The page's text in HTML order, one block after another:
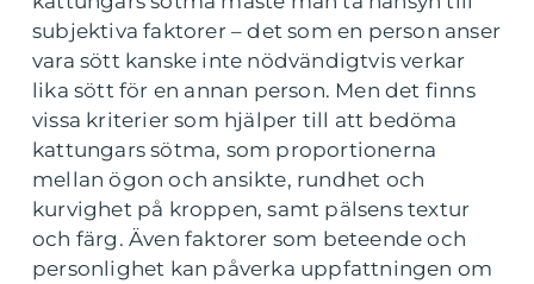
subjektiva faktorer – det som en person anser
vara sött kanske inte nödvändigtvis verkar
lika sött för en annan person. Men det finns
vissa kriterier som hjälper till att bedöma
kattungars sötma, som proportionerna
mellan ögon och ansikte, rundhet och
kurvighet på kroppen, samt pälsens textur
och färg. Även faktorer som beteende och
personlighet kan påverka uppfattningen om